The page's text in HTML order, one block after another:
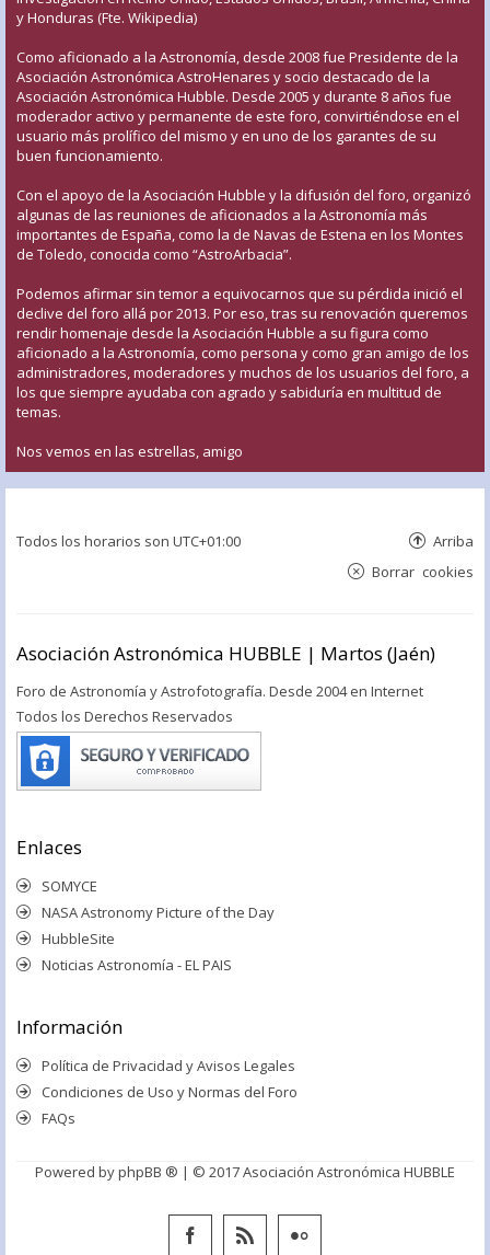
y Honduras (Fte. Wikipedia)
Como aficionado a la Astronomía, desde 2008 fue Presidente de la
Asociación Astronómica AstroHenares y socio destacado de la
Asociación Astronómica Hubble. Desde 2005 y durante 8 años fue
moderador activo y permanente de este foro, convirtiéndose en el
usuario más prolífico del mismo y en uno de los garantes de su
buen funcionamiento.
Con el apoyo de la Asociación Hubble y la difusión del foro, organizó
algunas de las reuniones de aficionados a la Astronomía más
importantes de España, como la de Navas de Estena en los Montes
de Toledo, conocida como “AstroArbacia”.
Podemos afirmar sin temor a equivocarnos que su pérdida inició el
declive del foro allá por 2013. Por eso, tras su renovación queremos
rendir homenaje desde la Asociación Hubble a su figura como
aficionado a la Astronomía, como persona y como gran amigo de los
administradores, moderadores y muchos de los usuarios del foro, a
los que siempre ayudaba con agrado y sabiduría en multitud de
temas.
Nos vemos en las estrellas, amigo
Todos los horarios son UTC+01:00 Arriba
Borrar cookies
Asociación Astronómica HUBBLE | Martos (Jaén)
Foro de Astronomía y Astrofotografía. Desde 2004 en Internet
Todos los Derechos Reservados
Enlaces
SOMYCE
NASA Astronomy Picture of the Day
HubbleSite
Noticias Astronomía - EL PAIS
Información
Política de Privacidad y Avisos Legales
Condiciones de Uso y Normas del Foro
FAQs
Powered byphpBB ® | © 2017 Asociación Astronómica HUBBLE